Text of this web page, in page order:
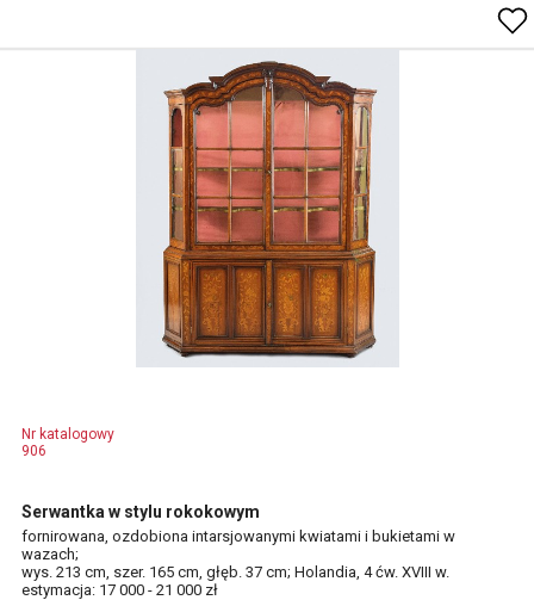
Nr katalogowy
906
Serwantka w stylu rokokowym
fornirowana, ozdobiona intarsjowanymi kwiatami i bukietami w
wazach;
wys. 213 cm, szer. 165 cm, głęb. 37 cm; Holandia, 4 ćw. XVIII w.
estymacja: 17 000 - 21 000 zł